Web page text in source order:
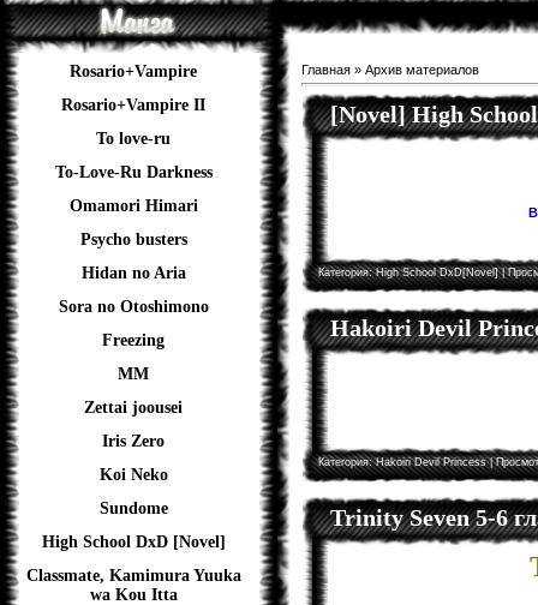
Rosario+Vampire
Rosario+Vampire II
To love-ru
To-Love-Ru Darkness
Omamori Himari
Psycho busters
Hidan no Aria
Sora no Otoshimono
Freezing
ММ
Zettai joousei
Iris Zero
Koi Neko
Sundome
High School DxD [Novel]
Classmate, Kamimura Yuuka
wa Kou Itta
Главная » Архив материалов
[Novel] High
Категория:High School DxD[Novel]|
Hakoiri Devil
Категория:Hakoiri Devil Princess|
Trinity Seven 5-6